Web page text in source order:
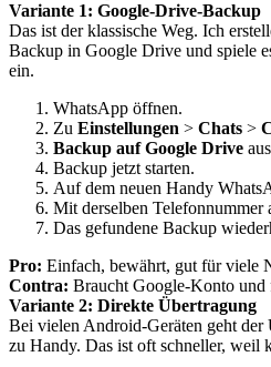
Variante 1: Google-Drive-Backup
Das ist der klassische Weg. Ich
Backup in Google Drive und spiele
ein.
WhatsApp öffnen.
Zu Einstellungen > Chats >
Backup auf Google Drive
Backup jetzt starten.
Auf dem neuen Handy
Mit derselben Telefonnummer
Das gefundene Backup
Pro: Einfach, bewährt, gut für viele
Contra: Braucht Google-Konto und
Variante 2: Direkte Übertragung
Bei vielen Android-Geräten geht
zu Handy. Das ist oft schneller, weil